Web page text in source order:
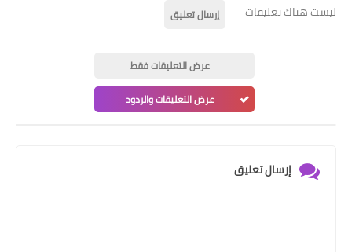
ليست هناك تعليقات إرسال تعليق
عرض التعليقات فقط
عرض التعليقات والردود
إرسال تعليق